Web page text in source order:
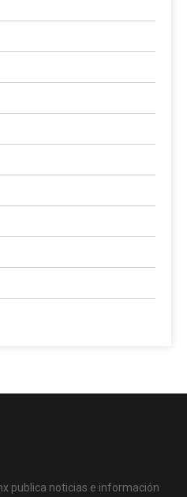
publica noticias e información